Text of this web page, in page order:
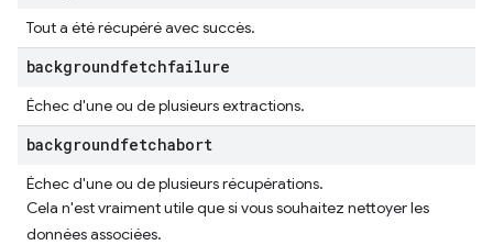
Tout a été récupéré avec succès.
backgroundfetchfailure
Échec d'une ou de plusieurs extractions.
backgroundfetchabort
Échec d'une ou de plusieurs récupérations.
Cela n'est vraiment utile que si vous souhaitez nettoyer les
données associées.